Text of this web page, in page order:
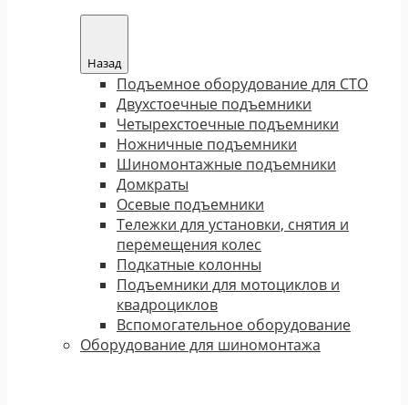
Назад
Подъемное оборудование для СТО
Двухстоечные подъемники
Четырехстоечные подъемники
Ножничные подъемники
Шиномонтажные подъемники
Домкраты
Осевые подъемники
Тележки для установки, снятия и
перемещения колес
Подкатные колонны
Подъемники для мотоциклов и
квадроциклов
Вспомогательное оборудование
Оборудование для шиномонтажа